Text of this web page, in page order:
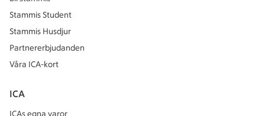
Stammis Student
Stammis Husdjur
Partnererbjudanden
Våra ICA-kort
ICA
ICAs egna varor